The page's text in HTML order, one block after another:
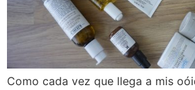
Como cada vez que llega a mis